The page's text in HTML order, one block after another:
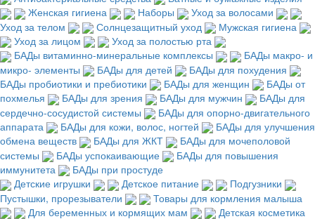
Женская гигиена
Наборы
Уход за волосами
Уход за телом
Солнцезащитный уход
Мужская гигиена
Уход за лицом
Уход за полостью рта
БАДы витаминно-минеральные комплексы
БАДы макро- и
микро- элементы
БАДы для детей
БАДы для похудения
БАДы пробиотики и пребиотики
БАДы для женщин
БАДы от
похмелья
БАДы для зрения БАДы для мужчин
БАДы для
сердечно-сосудистой системы
БАДы для опорно-двигательного
аппарата
БАДы для кожи, волос, ногтей
БАДы для улучшения
обмена веществ
БАДы для ЖКТ
БАДы для мочеполовой
системы
БАДы успокаивающие
БАДы для повышения
иммунитета
БАДы при простуде
Детские игрушки
Детское питание
Подгузники
Пустышки, прорезыватели
Товары для кормления малыша
Для беременных и кормящих мам
Детская косметика